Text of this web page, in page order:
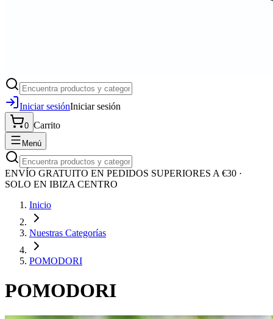
Iniciar sesiónIniciar sesión
0 Carrito
Menú
ENVÍO GRATUITO EN PEDIDOS SUPERIORES A €30 ·
SOLO EN IBIZA CENTRO
Inicio
Nuestras Categorías
POMODORI
POMODORI